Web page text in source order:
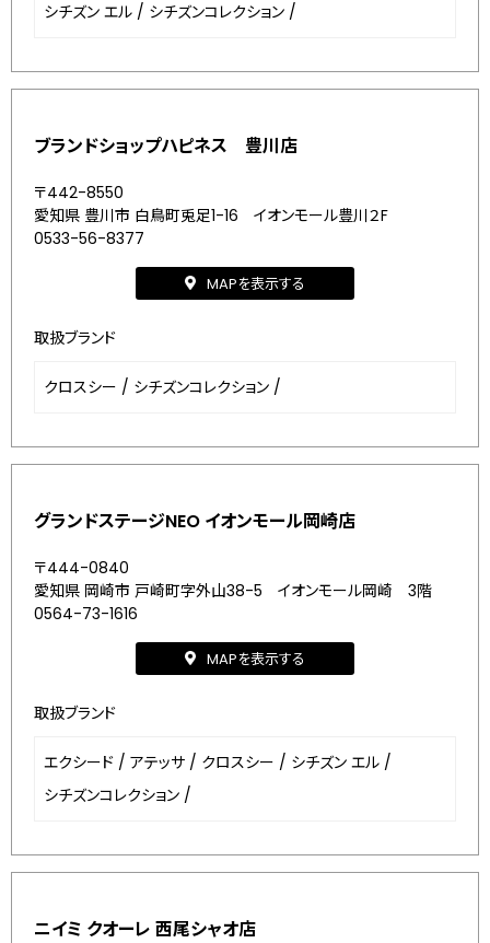
シチズン エル / シチズンコレクション /
ブランドショップハピネス 豊川店
〒442-8550
愛知県 豊川市 白鳥町兎足1-16 イオンモール豊川２F
0533-56-8377
MAPを表示する
取扱ブランド
クロスシー / シチズンコレクション /
グランドステージNEO イオンモール岡崎店
〒444-0840
愛知県 岡崎市 戸崎町字外山38-5 イオンモール岡崎 3階
0564-73-1616
MAPを表示する
取扱ブランド
エクシード / アテッサ / クロスシー / シチズン エル /
シチズンコレクション /
ニイミ クオーレ 西尾シャオ店